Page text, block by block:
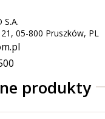
S.A.
05-800 Pruszków, PL
produkty